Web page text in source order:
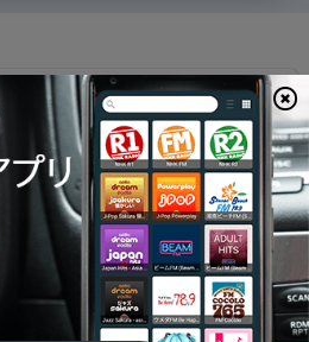
伐：韩通（四）
：韩通（三）
：韩通（二）